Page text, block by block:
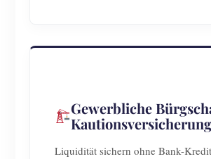
Gewerbliche
Kautionsversicherung
Liquidität sichern ohne Bank-